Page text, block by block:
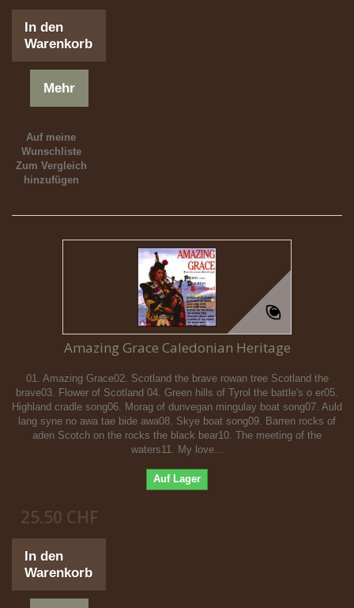
In den
Warenkorb
Mehr
Auf meine
Wunschliste
Zum Vergleich
hinzufügen
Amazing Grace Caledonian Heritage
01. Amazing Grace02. Scotland the brave rowan tree Scotland the
brave03. Flower of Scotland 04. Green hills of Tyrol the battle's o er05.
Highland cradle song06. Morag of dunvegan mingulay boat song07. Auld
lang syne no awa tae bide awa08. Skye boat song09. Barren rocks of
aden Scotch on the rocks the black bear10. The meeting of the
waters11. My love...
Auf Lager
25.50 CHF
In den
Warenkorb